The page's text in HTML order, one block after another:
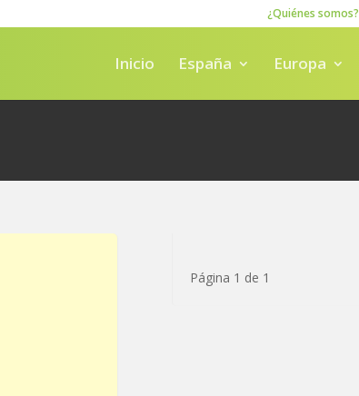
¿Quiénes somos?
Inicio España Europa
Página 1 de 1